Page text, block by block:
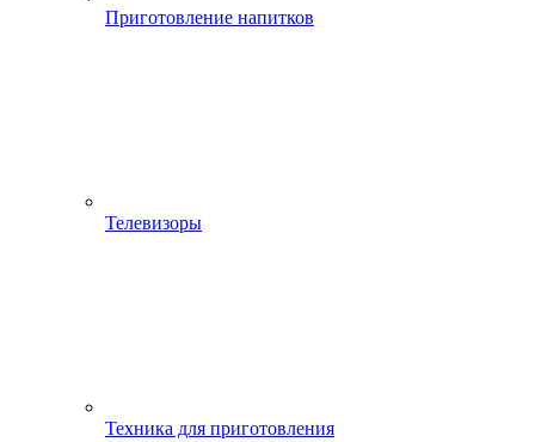
Приготовление напитков
Телевизоры
Техника для приготовления